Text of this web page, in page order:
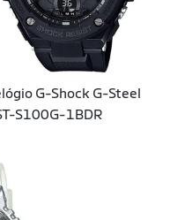
G-Shock G-Steel
S100G-1BDR